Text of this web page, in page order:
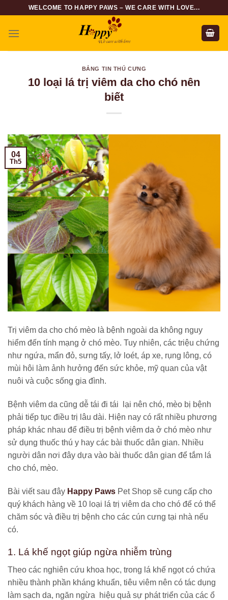
content
WELCOME TO HAPPY PAWS – WE CARE WITH LOVE...
BẢNG TIN THÚ CƯNG
10 loại lá trị viêm da cho chó nên
biết
04
Th5
Trị viêm da cho chó mèo là bệnh ngoài da không nguy
hiểm đến tính mạng ở chó mèo. Tuy nhiên, các triệu chứng
như ngứa, mẩn đỏ, sưng tấy, lở loét, áp xe, rụng lông, có
mùi hôi làm ảnh hưởng đến sức khỏe, mỹ quan của vật
nuôi và cuộc sống gia đình.
Bệnh viêm da cũng dễ tái đi tái lại nên chó, mèo bị bệnh
phải tiếp tục điều trị lâu dài. Hiện nay có rất nhiều phương
pháp khác nhau để điều trị bệnh viêm da ở chó mèo như
sử dụng thuốc thú y hay các bài thuốc dân gian. Nhiều
người dân nơi đây dựa vào bài thuốc dân gian để tắm lá
cho chó, mèo.
Bài viết sau đây Happy Paws Pet Shop sẽ cung cấp cho
quý khách hàng về 10 loại lá trị viêm da cho chó để có thể
chăm sóc và điều trị bệnh cho các cún cưng tại nhà nếu
có.
1. Lá khế ngọt giúp ngừa nhiễm trùng
Theo các nghiên cứu khoa học, trong lá khế ngọt có chứa
nhiều thành phần kháng khuẩn, tiêu viêm nên có tác dụng
làm sạch da, ngăn ngừa hiệu quả sự phát triển của các ổ